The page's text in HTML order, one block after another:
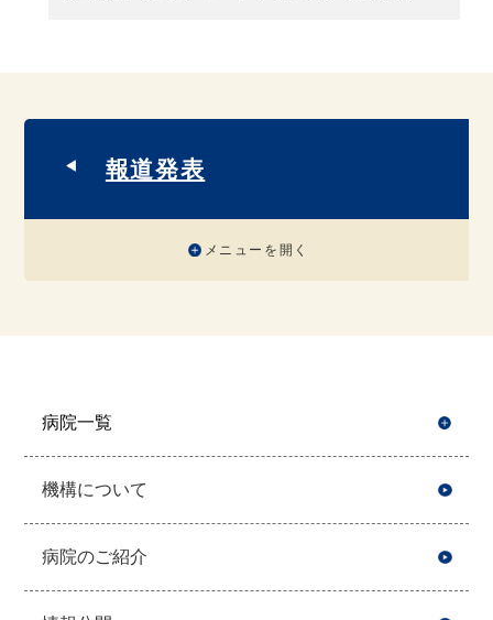
報道発表
メニューを開く
病院一覧
機構について
病院のご紹介